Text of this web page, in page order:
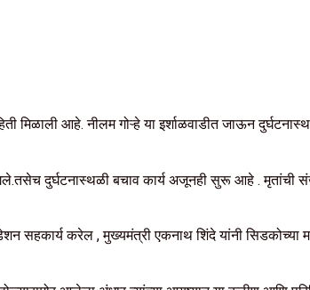
मिळाली आहे. नीलम गोऱ्हे या इर्शाळवाडीत जाऊन
दुर्घटनास्थळी बचाव कार्य अजूनही सुरू आहे . मृतांची
सहकार्य करेल , मुख्यमंत्री एकनाथ शिंदे यांनी सिडकोच्या